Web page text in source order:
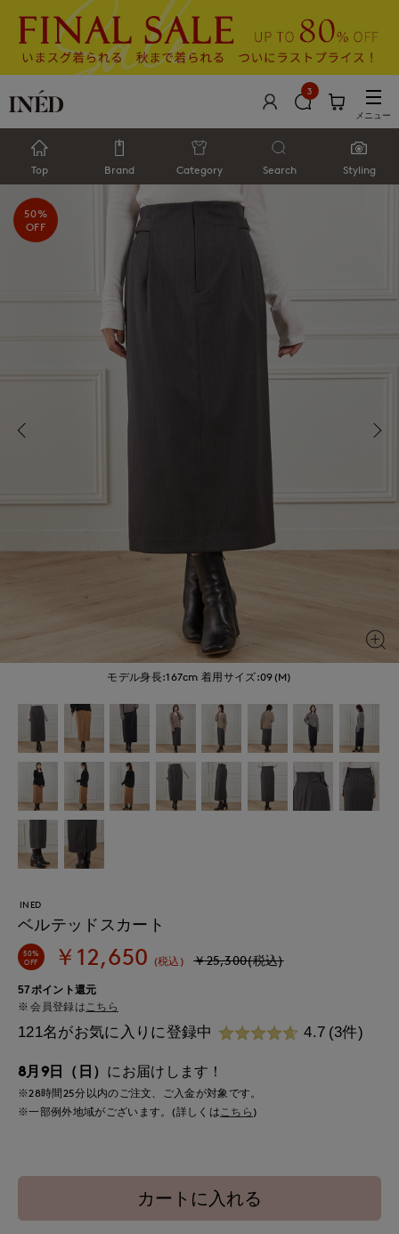
3
メニュー
Top Brand Category Search Styling
モデル身長:167cm 着用サイズ:09(M)
50%
OFF
INED
ベルテッドスカート
50%
OFF
￥12,650 (税込) ￥25,300(税込)
57ポイント還元
会員登録は こちら
121名がお気に入りに登録中 4.7 (3件)
8月9日（日） にお届けします！
※28時間25分以内のご注文、ご入金が対象です。
※一部例外地域がございます。(詳しくはこちら )
カートに入れる